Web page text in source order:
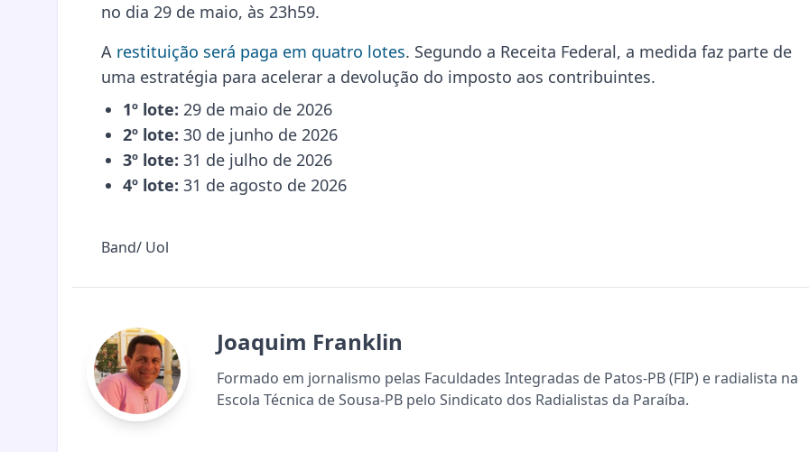
no dia 29 de maio, às 23h59.
A restituição será paga em quatro lotes. Segundo a Receita Federal, a medida faz parte de
uma estratégia para acelerar a devolução do imposto aos contribuintes.
1º lote: 29 de maio de 2026
2º lote: 30 de junho de 2026
3º lote: 31 de julho de 2026
4º lote: 31 de agosto de 2026
Band/ Uol
Joaquim Franklin
Formado em jornalismo pelas Faculdades Integradas de Patos-PB (FIP) e radialista na
Escola Técnica de Sousa-PB pelo Sindicato dos Radialistas da Paraíba.